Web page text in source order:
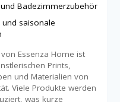
Badezimmerzubehör
und saisonale
Essenza Home ist
Prints,
und Materialien von
Viele Produkte werden
was kurze